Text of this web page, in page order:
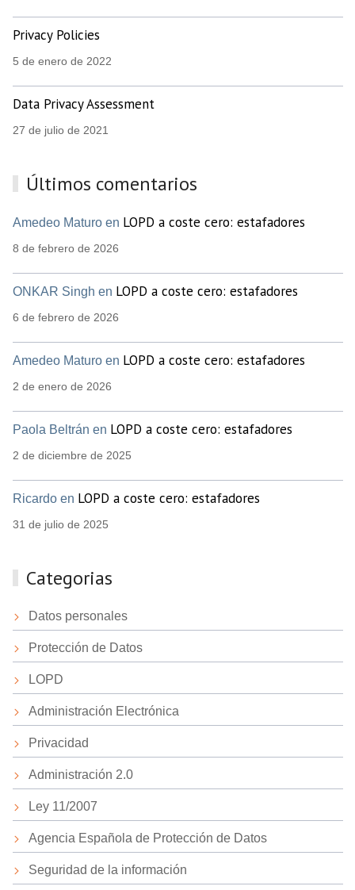
Privacy Policies
5 de enero de 2022
Data Privacy Assessment
27 de julio de 2021
Últimos comentarios
Amedeo Maturo en LOPD a coste cero: estafadores
8 de febrero de 2026
ONKAR Singh en LOPD a coste cero: estafadores
6 de febrero de 2026
Amedeo Maturo en LOPD a coste cero: estafadores
2 de enero de 2026
Paola Beltrán en LOPD a coste cero: estafadores
2 de diciembre de 2025
Ricardo en LOPD a coste cero: estafadores
31 de julio de 2025
Categorias
Datos personales
Protección de Datos
LOPD
Administración Electrónica
Privacidad
Administración 2.0
Ley 11/2007
Agencia Española de Protección de Datos
Seguridad de la información